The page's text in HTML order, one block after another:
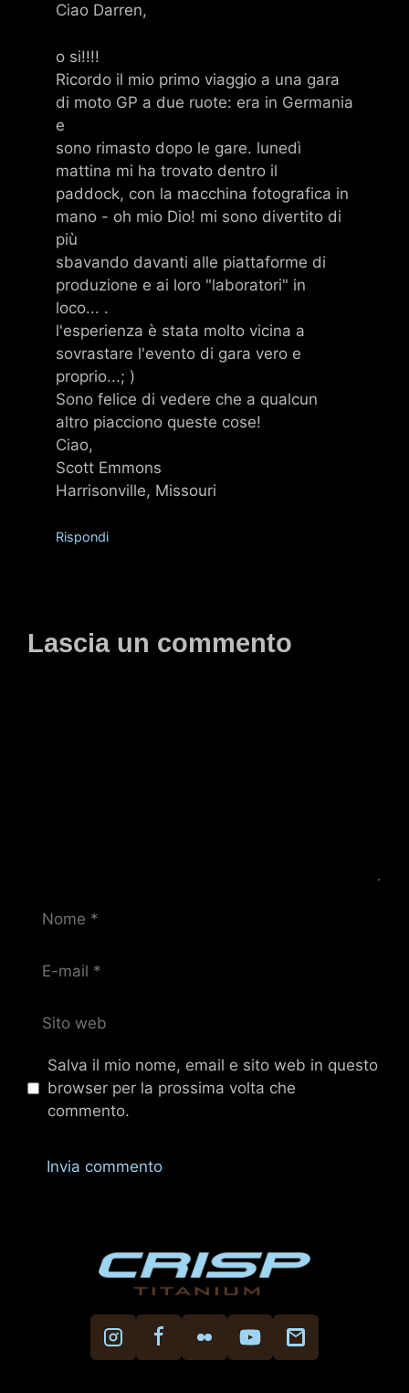
Ciao Darren,
o si!!!!
Ricordo il mio primo viaggio a una gara
di moto GP a due ruote: era in Germania
e
sono rimasto dopo le gare. lunedì
mattina mi ha trovato dentro il
paddock, con la macchina fotografica in
mano - oh mio Dio! mi sono divertito di
più
sbavando davanti alle piattaforme di
produzione e ai loro "laboratori" in
loco... .
l'esperienza è stata molto vicina a
sovrastare l'evento di gara vero e
proprio...; )
Sono felice di vedere che a qualcun
altro piacciono queste cose!
Ciao,
Scott Emmons
Harrisonville, Missouri
Rispondi
Lascia un commento
mail
web
Salva il mio nome, email e sito web in questo
browser per la prossima volta che
commento.